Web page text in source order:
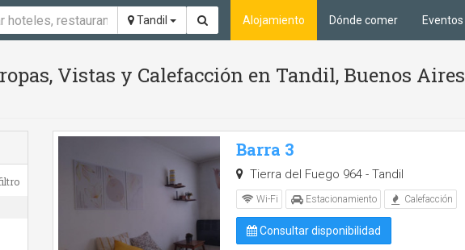
Tandil Alojamiento Dónde comer Eventos
Vistas y Calefacción en Tandil, Buenos Aires
Barra 3
Tierra del Fuego 964 - Tandil
Wi-Fi Estacionamiento Calefacción
Consultar disponibilidad